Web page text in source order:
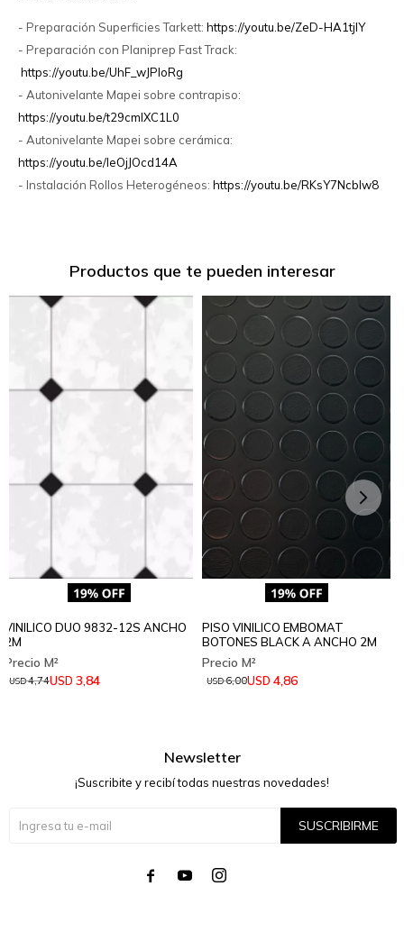
- Preparación Superficies Tarkett: https://youtu.be/ZeD-HA1tjlY
- Preparación con Planiprep Fast Track:
https://youtu.be/UhF_wJPIoRg
- Autonivelante Mapei sobre contrapiso:
https://youtu.be/t29cmlXC1L0
- Autonivelante Mapei sobre cerámica:
https://youtu.be/IeOjJOcd14A
- Instalación Rollos Heterogéneos: https://youtu.be/RKsY7Ncblw8
Productos que te pueden interesar
VINILICO DUO 9832-12S ANCHO
2M
USD 3,84
USD4,74
PISO VINILICO EMBOMAT
BOTONES BLACK A ANCHO 2M
USD 4,86
USD6,00
Newsletter
¡Suscribite y recibí todas nuestras novedades!
SUSCRIBIRME
  